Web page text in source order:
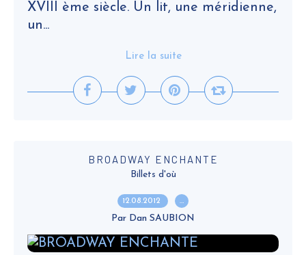
XVIII ème siècle. Un lit, une méridienne,
un...
Lire la suite
BROADWAY ENCHANTE
Billets d'où
12.08.2012 …
Par Dan SAUBION